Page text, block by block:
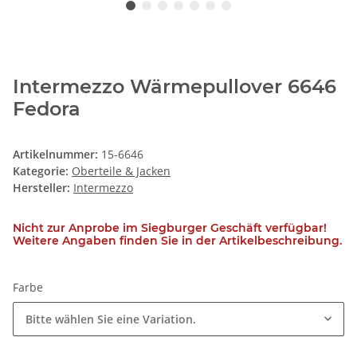
Intermezzo Wärmepullover 6646
Fedora
Artikelnummer: 15-6646
Kategorie: Oberteile & Jacken
Hersteller: Intermezzo
Nicht zur Anprobe im Siegburger Geschäft verfügbar!
Weitere Angaben finden Sie in der Artikelbeschreibung.
Farbe
Bitte wählen Sie eine Variation.